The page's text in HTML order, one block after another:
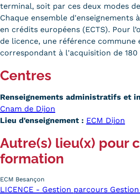
terminal, soit par ces deux modes
Chaque ensemble d'enseignements
en crédits européens (ECTS). Pour
de licence, une référence commune
correspondant à l'acquisition de 180
Centres
Renseignements administratifs et
Cnam de Dijon
Lieu d'enseignement : ECM Dijon
Autre(s) lieu(x) pour
formation
ECM Besançon
LICENCE - Gestion parcours